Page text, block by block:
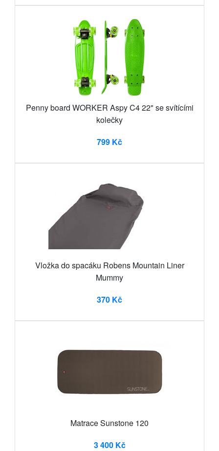
Penny board WORKER Aspy C4 22" se svítícími
kolečky
799 Kč
Vložka do spacáku Robens Mountain Liner
Mummy
370 Kč
Matrace Sunstone 120
3 400 Kč